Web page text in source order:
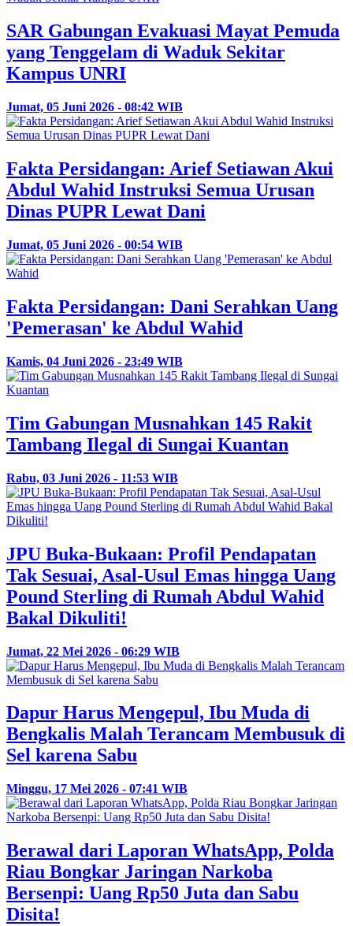
SAR Gabungan Evakuasi Mayat Pemuda
yang Tenggelam di Waduk Sekitar
Kampus UNRI
Jumat, 05 Juni 2026 - 08:42 WIB
Fakta Persidangan: Arief Setiawan Akui
Abdul Wahid Instruksi Semua Urusan
Dinas PUPR Lewat Dani
Jumat, 05 Juni 2026 - 00:54 WIB
Fakta Persidangan: Dani Serahkan Uang
'Pemerasan' ke Abdul Wahid
Kamis, 04 Juni 2026 - 23:49 WIB
Tim Gabungan Musnahkan 145 Rakit
Tambang Ilegal di Sungai Kuantan
Rabu, 03 Juni 2026 - 11:53 WIB
JPU Buka-Bukaan: Profil Pendapatan
Tak Sesuai, Asal-Usul Emas hingga Uang
Pound Sterling di Rumah Abdul Wahid
Bakal Dikuliti!
Jumat, 22 Mei 2026 - 06:29 WIB
Dapur Harus Mengepul, Ibu Muda di
Bengkalis Malah Terancam Membusuk di
Sel karena Sabu
Minggu, 17 Mei 2026 - 07:41 WIB
Berawal dari Laporan WhatsApp, Polda
Riau Bongkar Jaringan Narkoba
Bersenpi: Uang Rp50 Juta dan Sabu
Disita!